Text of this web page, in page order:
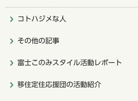
コトハジメな人
その他の記事
富士このみスタイル活動レポート
移住定住応援団の活動紹介